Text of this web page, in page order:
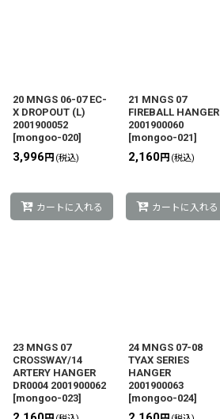
20 MNGS 06-07 EC-
X DROPOUT (L)
2001900052
[mongoo-020]
3,996 円 (税込)
カートに入れる
21 MNGS 07
FIREBALL HANGER
2001900060
[mongoo-021]
2,160円 (税込)
カートに入れる
23 MNGS 07
CROSSWAY/14
ARTERY HANGER
DR0004 2001900062
[mongoo-023]
24 MNGS 07-08
TYAX SERIES
HANGER
2001900063
[mongoo-024]